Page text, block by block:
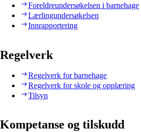
Foreldreundersøkelsen i barnehage
Lærlingundersøkelsen
Innrapportering
Regelverk
Regelverk for barnehage
Regelverk for skole og opplæring
Tilsyn
Kompetanse og tilskudd